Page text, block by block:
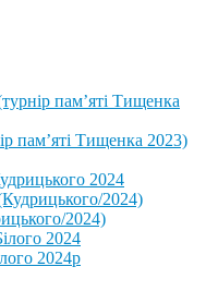
пам’яті Тищенка
пам’яті Тищенка 2023)
2024
2024)
2024)
2024⁩
2024р